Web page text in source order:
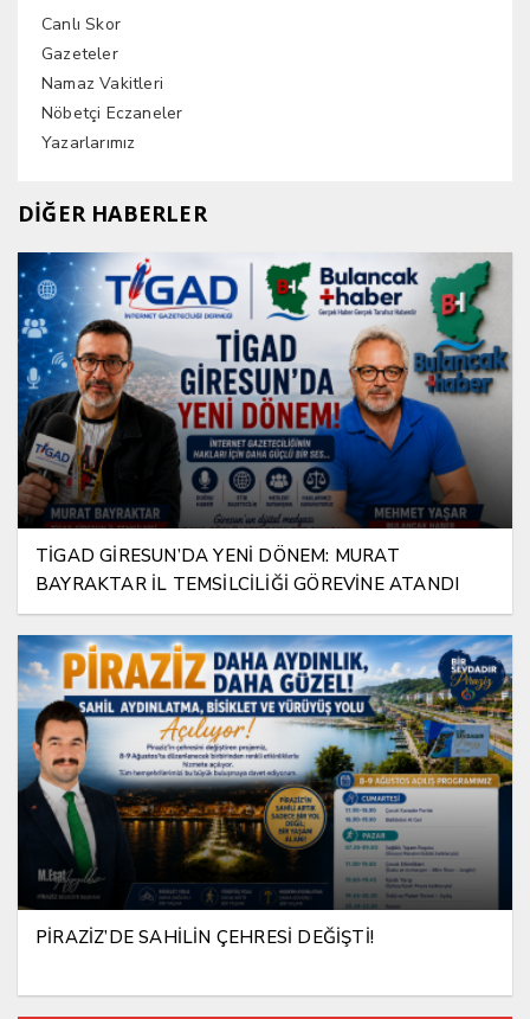
Canlı Skor
Gazeteler
Namaz Vakitleri
Nöbetçi Eczaneler
Yazarlarımız
DİĞER HABERLER
TİGAD GİRESUN’DA YENİ DÖNEM: MURAT
BAYRAKTAR İL TEMSİLCİLİĞİ GÖREVİNE ATANDI
PİRAZİZ’DE SAHİLİN ÇEHRESİ DEĞİŞTİ!